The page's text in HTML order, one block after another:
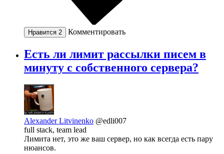
Нравится 2 Комментировать
Есть ли лимит рассылки писем в
минуту с собственного сервера?
Alexander Litvinenko @edli007
full stack, team lead
Лимита нет, это же ваш сервер, но как всегда есть пару
нюансов.